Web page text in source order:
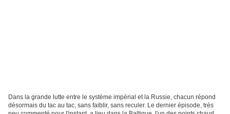
Dans la grande lutte entre le système impérial et la Russie, chacun répond
désormais du tac au tac, sans faiblir, sans reculer. Le dernier épisode, très